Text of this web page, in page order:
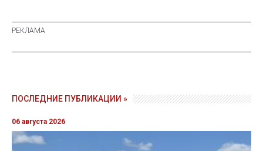
ПОСЛЕДНИЕ ПУБЛИКАЦИИ »
06 августа 2026